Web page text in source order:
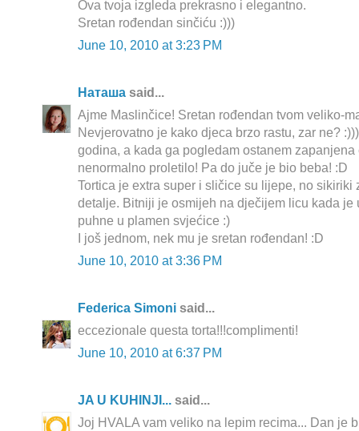
Ova tvoja izgleda prekrasno i elegantno.
Sretan rođendan sinčiću :)))
June 10, 2010 at 3:23 PM
Наташа said...
Ajme Maslinčice! Sretan rođendan tvom veliko-
Nevjerovatno je kako djeca brzo rastu, zar ne?
godina, a kada ga pogledam ostanem
nenormalno proletilo! Pa do juče je bio beba! :D
Tortica je extra super i sličice su lijepe, no sikiriki
detalje. Bitniji je osmijeh na dječijem licu kada je
puhne u plamen svjećice :)
I još jednom, nek mu je sretan rođendan! :D
June 10, 2010 at 3:36 PM
Federica Simoni said...
eccezionale questa torta!!!complimenti!
June 10, 2010 at 6:37 PM
JA U KUHINJI... said...
Joj HVALA vam veliko na lepim recima... Dan je